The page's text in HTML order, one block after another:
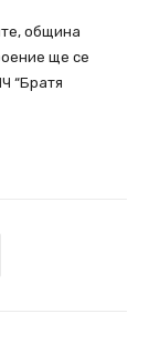
община
ще се
“Братя